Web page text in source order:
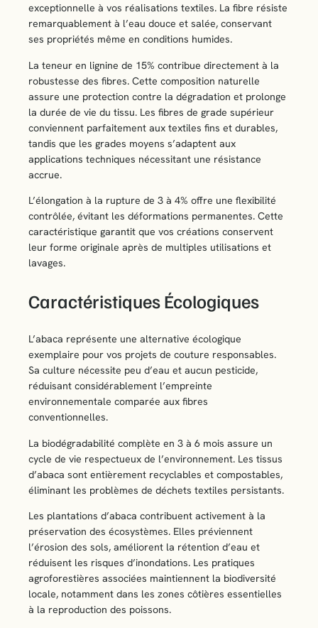
exceptionnelle à vos réalisations textiles. La fibre résiste
remarquablement à l’eau douce et salée, conservant
ses propriétés même en conditions humides.
La teneur en lignine de 15% contribue directement à la
robustesse des fibres. Cette composition naturelle
assure une protection contre la dégradation et prolonge
la durée de vie du tissu. Les fibres de grade supérieur
conviennent parfaitement aux textiles fins et durables,
tandis que les grades moyens s’adaptent aux
applications techniques nécessitant une résistance
accrue.
L’élongation à la rupture de 3 à 4% offre une flexibilité
contrôlée, évitant les déformations permanentes. Cette
caractéristique garantit que vos créations conservent
leur forme originale après de multiples utilisations et
lavages.
Caractéristiques Écologiques
L’abaca représente une alternative écologique
exemplaire pour vos projets de couture responsables.
Sa culture nécessite peu d’eau et aucun pesticide,
réduisant considérablement l’empreinte
environnementale comparée aux fibres
conventionnelles.
La biodégradabilité complète en 3 à 6 mois assure un
cycle de vie respectueux de l’environnement. Les tissus
d’abaca sont entièrement recyclables et compostables,
éliminant les problèmes de déchets textiles persistants.
Les plantations d’abaca contribuent activement à la
préservation des écosystèmes. Elles préviennent
l’érosion des sols, améliorent la rétention d’eau et
réduisent les risques d’inondations. Les pratiques
agroforestières associées maintiennent la biodiversité
locale, notamment dans les zones côtières essentielles
à la reproduction des poissons.